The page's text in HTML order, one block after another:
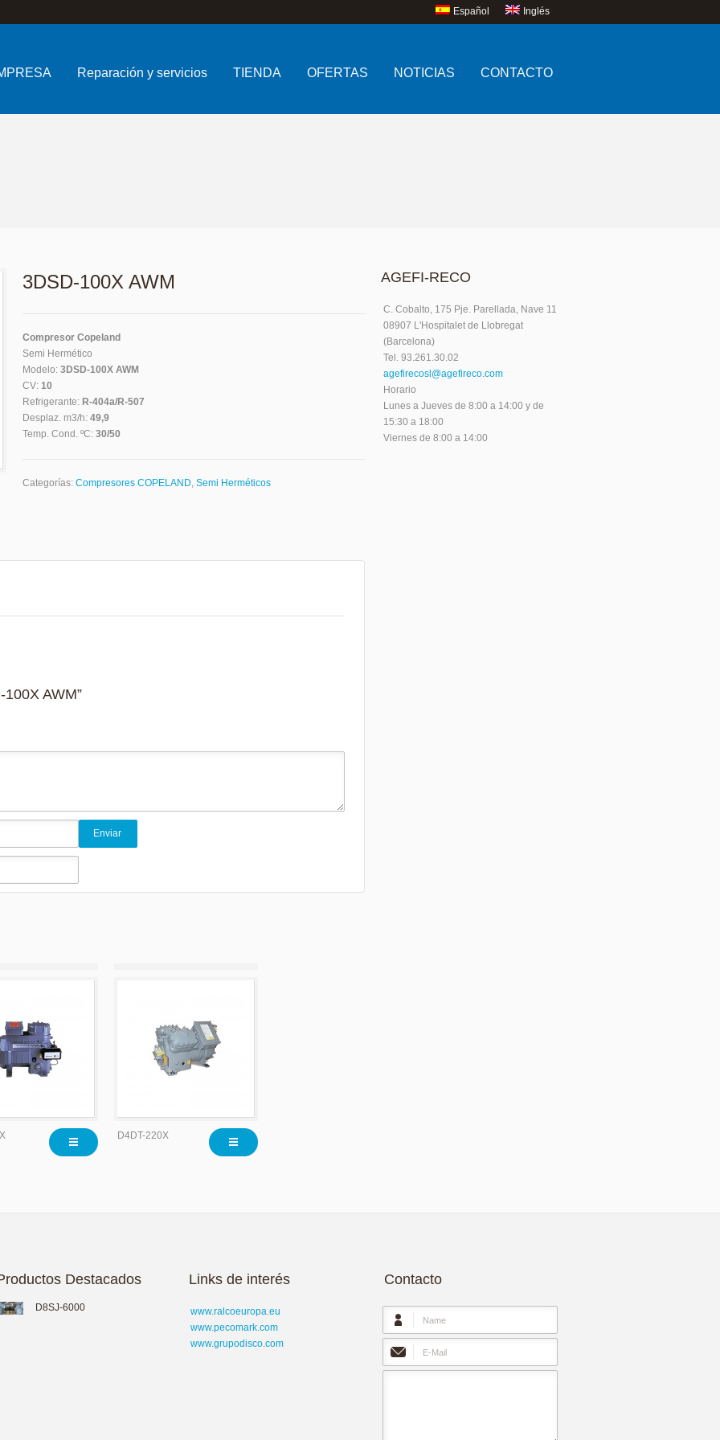
Español Inglés
Reparación y servicios TIENDA OFERTAS NOTICIAS CONTACTO
3DSD-100X AWM
Compresor Copeland
Semi Hermético
Modelo: 3DSD-100X AWM
CV: 10
Refrigerante: R-404a/R-507
Desplaz. m3/h: 49,9
Temp. Cond. ºC: 30/50
Categorías: Compresores COPELAND, Semi Herméticos
AWM”
D4DT-220X
AGEFI-RECO
C. Cobalto, 175 Pje. Parellada, Nave 11
08907 L'Hospitalet de Llobregat
(Barcelona)
Tel. 93.261.30.02
agefirecosl@agefireco.com
Horario
Lunes a Jueves de 8:00 a 14:00 y de
15:30 a 18:00
Viernes de 8:00 a 14:00
Destacados
D8SJ-6000
Links de interés
www.ralcoeuropa.eu
www.pecomark.com
www.grupodisco.com
Contacto